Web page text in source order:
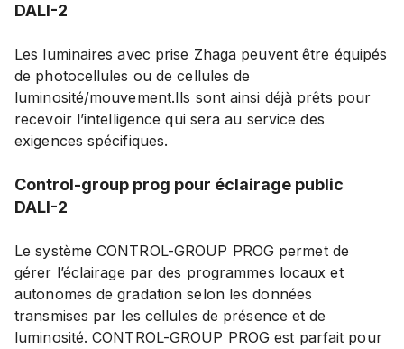
DALI-2
Les luminaires avec prise Zhaga peuvent être équipés
de photocellules ou de cellules de
luminosité/mouvement.Ils sont ainsi déjà prêts pour
recevoir l’intelligence qui sera au service des
exigences spécifiques.
Control-group prog pour éclairage public
DALI-2
Le système CONTROL-GROUP PROG permet de
gérer l’éclairage par des programmes locaux et
autonomes de gradation selon les données
transmises par les cellules de présence et de
luminosité. CONTROL-GROUP PROG est parfait pour